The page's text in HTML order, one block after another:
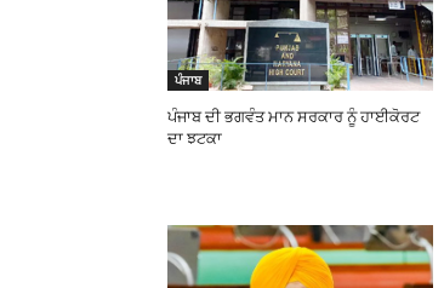
ਪੰਜਾਬ
ਪੰਜਾਬ ਦੀ ਭਗਵੰਤ ਮਾਨ ਸਰਕਾਰ ਨੂੰ ਹਾਈਕੋਰਟ
ਦਾ ਝਟਕਾ